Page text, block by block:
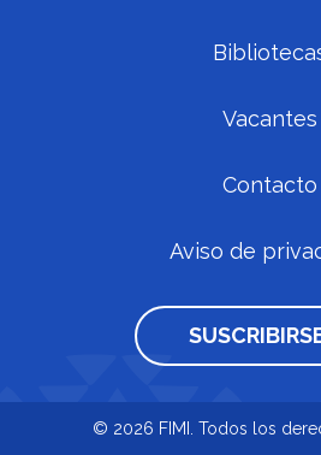
Vacantes
Contacto
Aviso de
© 2026 FIMI. Todos los